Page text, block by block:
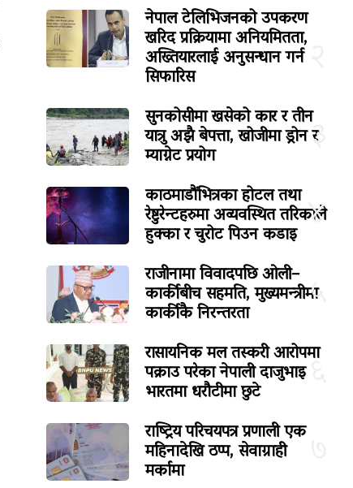
नेपाल टेलिभिजनको उपकरण
खरिद प्रक्रियामा अनियमितता,
अख्तियारलाई अनुसन्धान गर्न
सिफारिस
३
सुनकोसीमा खसेको कार र तीन
यात्रु अझै बेपत्ता, खोजीमा ड्रोन र
म्याग्नेट प्रयोग
४
काठमाडौंभित्रका होटल तथा
रेष्टुरेन्टहरुमा अव्यवस्थित तरिकाले
हुक्का र चुरोट पिउन कडाइ
५
राजीनामा विवादपछि ओली–
कार्कीबीच सहमति, मुख्यमन्त्रीमा
कार्कीकै निरन्तरता
६
रासायनिक मल तस्करी आरोपमा
पक्राउ परेका नेपाली दाजुभाइ
भारतमा धरौटीमा छुटे
राष्ट्रिय परिचयपत्र प्रणाली एक
महिनादेखि ठप्प, सेवाग्राही
मर्कामा